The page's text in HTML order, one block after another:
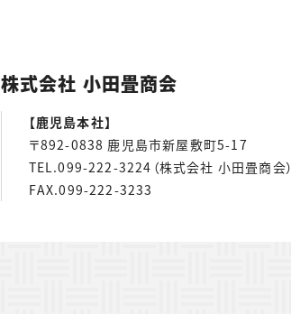
株式会社 小田畳商会
【鹿児島本社】
〒892-0838 鹿児島市新屋敷町5-17
TEL.099-222-3224（株式会社 小田畳商会）
FAX.099-222-3233